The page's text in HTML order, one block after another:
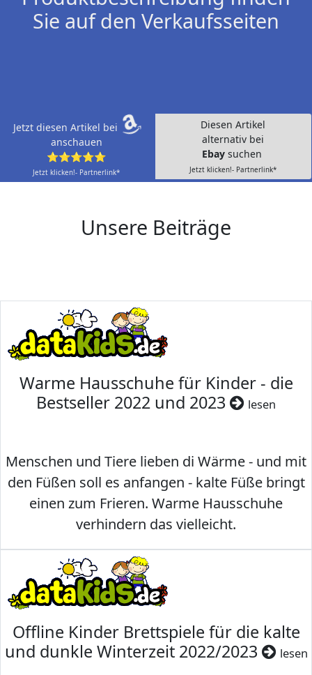
Sie auf den Verkaufsseiten
Jetzt diesen Artikel bei
anschauen
⭐⭐⭐⭐⭐
Jetzt klicken!- Partnerlink*
Diesen Artikel
alternativ bei
Ebay suchen
Jetzt klicken!- Partnerlink*
Unsere Beiträge
Warme Hausschuhe für Kinder - die
Bestseller 2022 und 2023
lesen
Menschen und Tiere lieben di Wärme - und mit
den Füßen soll es anfangen - kalte Füße bringt
einen zum Frieren. Warme Hausschuhe
verhindern das vielleicht.
Offline Kinder Brettspiele für die kalte
und dunkle Winterzeit 2022/2023
lesen